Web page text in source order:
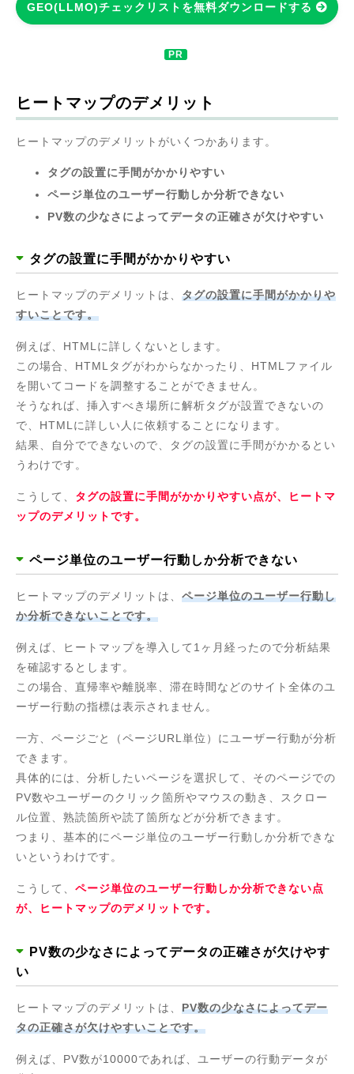
GEO(LLMO)チェックリストを無料ダウンロードする
ヒートマップのデメリット
ヒートマップのデメリットがいくつかあります。
タグの設置に手間がかかりやすい
ページ単位のユーザー行動しか分析できない
PV数の少なさによってデータの正確さが欠けやすい
タグの設置に手間がかかりやすい
ヒートマップのデメリットは、 タグの設置に手間がかかりや
すいことです。
例えば、HTMLに詳しくないとします。
この場合、HTMLタグがわからなかったり、HTMLファイル
を開いてコードを調整することができません。
そうなれば、挿入すべき場所に解析タグが設置できないの
で、HTMLに詳しい人に依頼することになります。
結果、自分でできないので、タグの設置に手間がかかるとい
うわけです。
こうして、 タグの設置に手間がかかりやすい点が、ヒートマ
ップのデメリットです。
ページ単位のユーザー行動しか分析できない
ヒートマップのデメリットは、 ページ単位のユーザー行動し
か分析できないことです。
例えば、ヒートマップを導入して1ヶ月経ったので分析結果
を確認するとします。
この場合、直帰率や離脱率、滞在時間などのサイト全体のユ
ーザー行動の指標は表示されません。
一方、ページごと（ページURL単位）にユーザー行動が分析
できます。
具体的には、分析したいページを選択して、そのページでの
PV数やユーザーのクリック箇所やマウスの動き、スクロー
ル位置、熟読箇所や読了箇所などが分析できます。
つまり、基本的にページ単位のユーザー行動しか分析できな
いというわけです。
こうして、 ページ単位のユーザー行動しか分析できない点
が、ヒートマップのデメリットです。
PV数の少なさによってデータの正確さが欠けやす
い
ヒートマップのデメリットは、 PV数の少なさによってデー
タの正確さが欠けやすいことです。
例えば、PV数が10000であれば、ユーザーの行動データが